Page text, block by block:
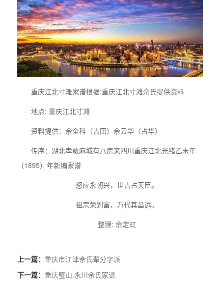
重庆江北寸滩家谱根据:重庆江北寸滩佘氏提供资料
地点: 重庆江北寸滩
资料提供：佘全科（吉田）佘云华（占华）
传序：湖北孝敢麻城有八房来四川重庆江北光绪乙末年
（1895）年新编家谱
怒应永朝兴，世吉占天臣。
祖宗荣划富，万代其昌远。
整理: 佘定虹
上一篇： 重庆市江津佘氏辈分字派
下一篇： 重庆璧山.永川佘氏家谱